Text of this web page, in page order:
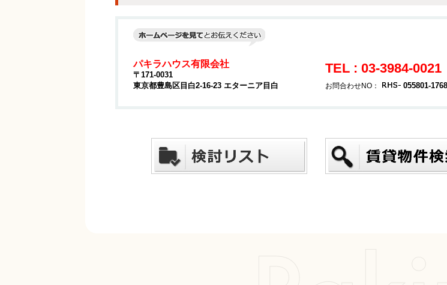
パキラハウス有限会社
〒171-0031
東京都豊島区目白2-16-23 エターニア目白
TEL : 03-3984-0021
お問合わせNO： 055801-